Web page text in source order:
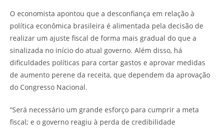
O economista apontou que a desconfiança em relação à
política econômica brasileira é alimentada pela decisão de
realizar um ajuste fiscal de forma mais gradual do que a
sinalizada no início do atual governo. Além disso, há
dificuldades políticas para cortar gastos e aprovar medidas
de aumento perene da receita, que dependem da aprovação
do Congresso Nacional.
“Será necessário um grande esforço para cumprir a meta
fiscal; e o governo reagiu à perda de credibilidade